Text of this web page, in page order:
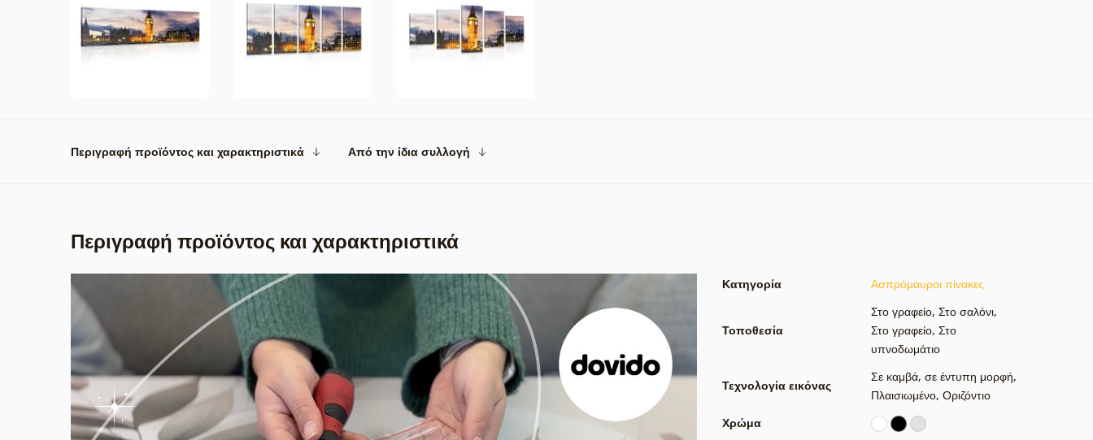
Περιγραφή προϊόντος και χαρακτηριστικά Από την ίδια συλλογή
Περιγραφή προϊόντος και χαρακτηριστικά
Κατηγορία Ασπρόμαυροι πίνακες
Τοποθεσία
Στο γραφείο, Στο σαλόνι,
Στο γραφείο, Στο
υπνοδωμάτιο
Τεχνολογία εικόνας
Σε καμβά, σε έντυπη μορφή,
Πλαισιωμένο, Οριζόντιο
Χρώμα